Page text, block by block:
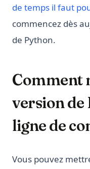
de temps il faut
commencez dès
de Python.
Comment
version de
ligne de
Vous pouvez